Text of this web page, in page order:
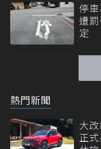
停
遭
定
熱門新聞
大
正